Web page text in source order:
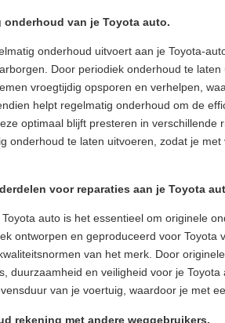
onderhoud van je Toyota auto.
onderhoud uitvoert aan je Toyota-
Door periodiek onderhoud te
vroegtijdig opsporen en verhelpen,
helpt regelmatig onderhoud om de
optimaal blijft presteren in verschillende
onderhoud te laten uitvoeren, zodat je
voor reparaties aan je Toyota
auto is het essentieel om originele
ontworpen en geproduceerd voor
van het merk. Door
duurzaamheid en veiligheid voor je
van je voertuig, waardoor je met
rekening met andere weggebruikers.